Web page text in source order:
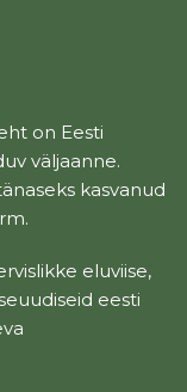
on Eesti
väljaanne.
kasvanud
eluviise,
eesti